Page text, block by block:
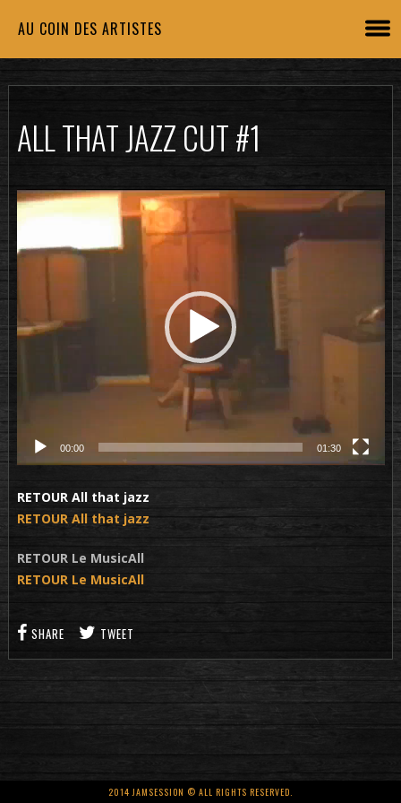
AU COIN DES ARTISTES
ALL THAT JAZZ CUT #1
Lecteur
vidéo
00:00 01:30
RETOUR All that jazz
RETOUR All that jazz
RETOUR Le MusicAll
RETOUR Le MusicAll
SHARE TWEET
2014 JAMSESSION © ALL RIGHTS RESERVED.